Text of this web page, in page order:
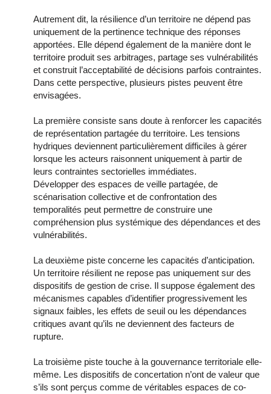
Autrement dit, la résilience d’un territoire ne dépend pas
uniquement de la pertinence technique des réponses
apportées. Elle dépend également de la manière dont le
territoire produit ses arbitrages, partage ses vulnérabilités
et construit l’acceptabilité de décisions parfois contraintes.
Dans cette perspective, plusieurs pistes peuvent être
envisagées.
La première consiste sans doute à renforcer les capacités
de représentation partagée du territoire. Les tensions
hydriques deviennent particulièrement difficiles à gérer
lorsque les acteurs raisonnent uniquement à partir de
leurs contraintes sectorielles immédiates.
Développer des espaces de veille partagée, de
scénarisation collective et de confrontation des
temporalités peut permettre de construire une
compréhension plus systémique des dépendances et des
vulnérabilités.
La deuxième piste concerne les capacités d’anticipation.
Un territoire résilient ne repose pas uniquement sur des
dispositifs de gestion de crise. Il suppose également des
mécanismes capables d’identifier progressivement les
signaux faibles, les effets de seuil ou les dépendances
critiques avant qu’ils ne deviennent des facteurs de
rupture.
La troisième piste touche à la gouvernance territoriale elle-
même. Les dispositifs de concertation n’ont de valeur que
s’ils sont perçus comme de véritables espaces de co-